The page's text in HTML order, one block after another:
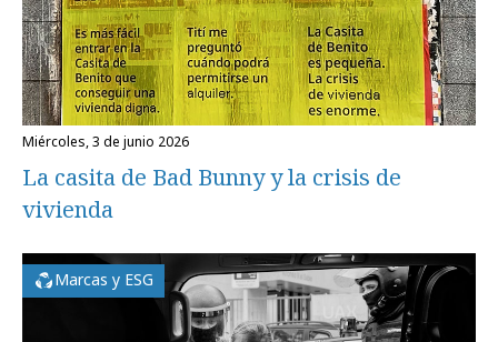
miércoles, 3 de junio 2026
La casita de Bad Bunny y la crisis de
vivienda
Marcas y ESG